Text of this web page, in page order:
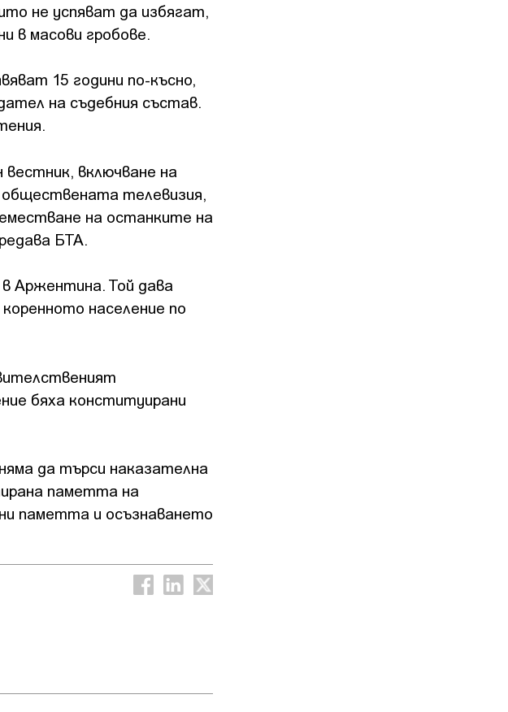
не успяват да избягат,
в масови гробове.
15 години по-късно,
на съдебния състав.
включване на
обществената телевизия,
на останките на
БТА.
Аржентина. Той дава
население по
бяха конституирани
да търси наказателна
паметта на
паметта и осъзнаването